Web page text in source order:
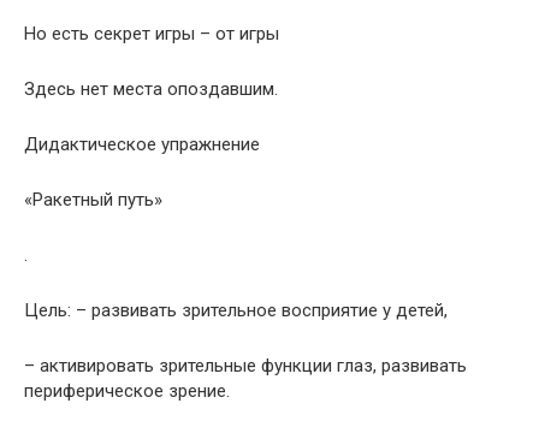
Но есть секрет игры – от игры
Здесь нет места опоздавшим.
Дидактическое упражнение
«Ракетный путь»
.
Цель: – развивать зрительное восприятие у детей,
– активировать зрительные функции глаз, развивать
периферическое зрение.